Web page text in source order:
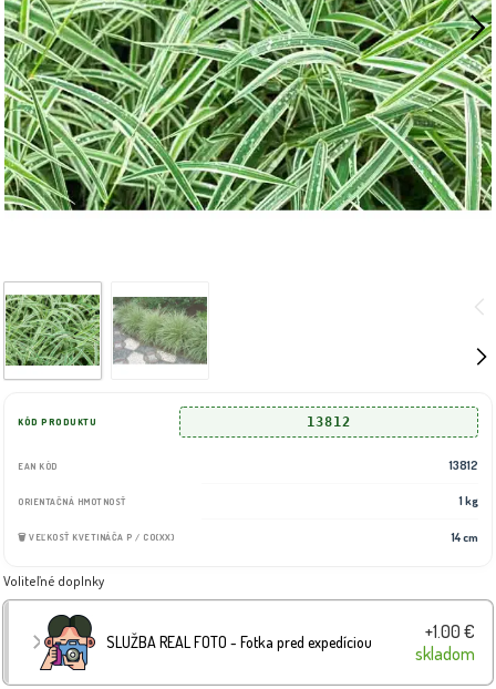
KÓD PRODUKTU 13812
EAN KÓD 13812
ORIENTAČNÁ HMOTNOSŤ 1 kg
🗑️ VEĽKOSŤ KVETINÁČA P / CO(XX) 14 cm
Voliteľné doplnky
SLUŽBA REAL FOTO - Fotka pred expedíciou
+1.00 €
skladom